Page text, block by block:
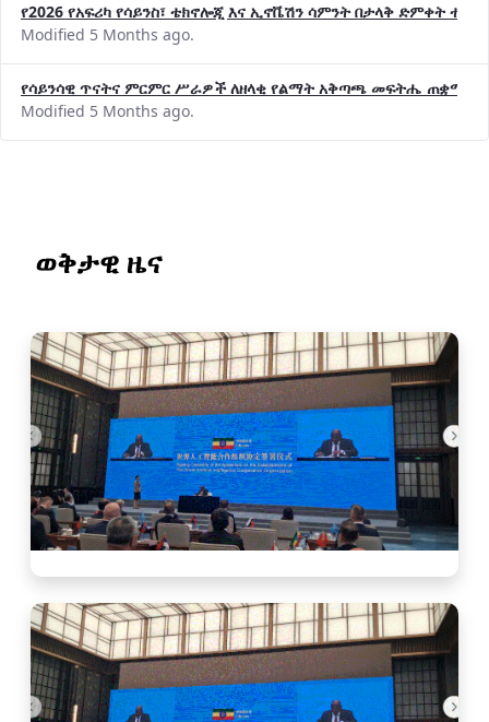
የ2026 የአፍሪካ የሳይንስ፣ ቴክኖሎጂ እና ኢኖቬሽን ሳምንት በታላቅ ድምቀት
Modified 5 Months ago.
የሳይንሳዊ ጥናትና ምርምር ሥራዎች ለዘላቂ የልማት አቅጣጫ መፍትሔ ጠቋሚ
Modified 5 Months ago.
ወቅታዊ ዜና